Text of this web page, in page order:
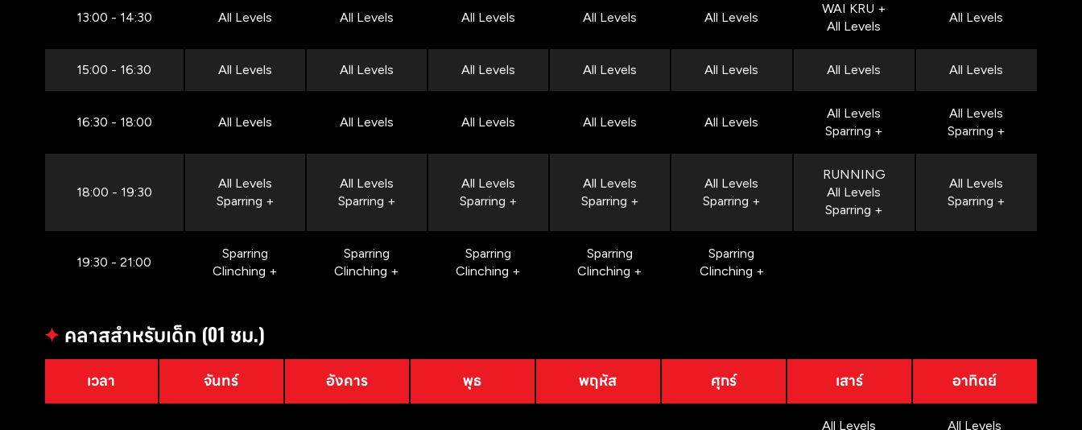
13:00 - 14:30 All Levels All Levels All Levels All Levels All Levels
WAI KRU +
All Levels
All Levels
15:00 - 16:30 All Levels All Levels All Levels All Levels All Levels All Levels All Levels
16:30 - 18:00 All Levels All Levels All Levels All Levels All Levels
All Levels
Sparring +
All Levels
Sparring +
18:00 - 19:30
All Levels
Sparring +
All Levels
Sparring +
All Levels
Sparring +
All Levels
Sparring +
All Levels
Sparring +
RUNNING
All Levels
Sparring +
All Levels
Sparring +
19:30 - 21:00
Sparring
Clinching +
Sparring
Clinching +
Sparring
Clinching +
Sparring
Clinching +
Sparring
Clinching +
✦คลาสสำหรับเด็ก (01 ชม.)
เวลา จันทร์ อังคาร พุธ พฤหัส ศุกร์ เสาร์ อาทิตย์
All Levels All Levels